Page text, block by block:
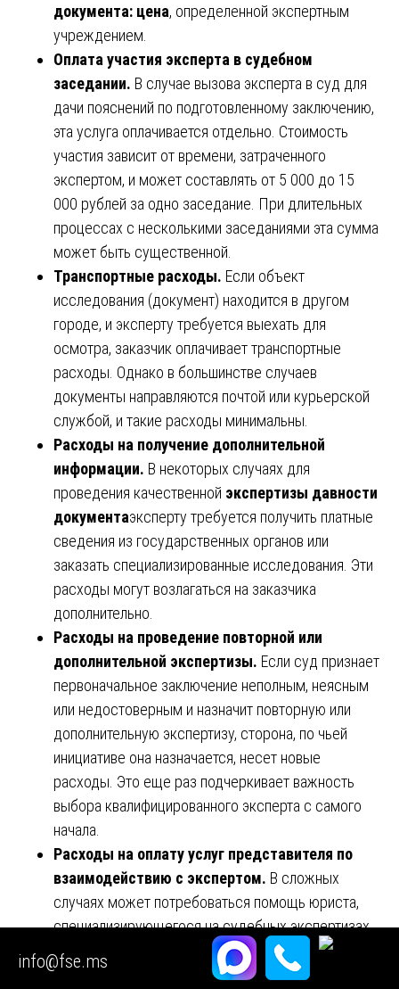
документа: цена, определенной экспертным
учреждением.
Оплата участия эксперта в судебном
заседании. В случае вызова эксперта в суд для
дачи пояснений по подготовленному заключению,
эта услуга оплачивается отдельно. Стоимость
участия зависит от времени, затраченного
экспертом, и может составлять от 5 000 до 15
000 рублей за одно заседание. При длительных
процессах с несколькими заседаниями эта сумма
может быть существенной.
Транспортные расходы. Если объект
исследования (документ) находится в другом
городе, и эксперту требуется выехать для
осмотра, заказчик оплачивает транспортные
расходы. Однако в большинстве случаев
документы направляются почтой или курьерской
службой, и такие расходы минимальны.
Расходы на получение дополнительной
информации. В некоторых случаях для
проведения качественной экспертизы давности
документаэксперту требуется получить платные
сведения из государственных органов или
заказать специализированные исследования. Эти
расходы могут возлагаться на заказчика
дополнительно.
Расходы на проведение повторной или
дополнительной экспертизы. Если суд признает
первоначальное заключение неполным, неясным
или недостоверным и назначит повторную или
дополнительную экспертизу, сторона, по чьей
инициативе она назначается, несет новые
расходы. Это еще раз подчеркивает важность
выбора квалифицированного эксперта с самого
начала.
Расходы на оплату услуг представителя по
взаимодействию с экспертом. В сложных
случаях может потребоваться помощь юриста,
специализирующегося на судебных экспертизах,
для формулировки вопросов, сбора документов,
взаимодействия с экспертом и оценки качества
info@fse.ms